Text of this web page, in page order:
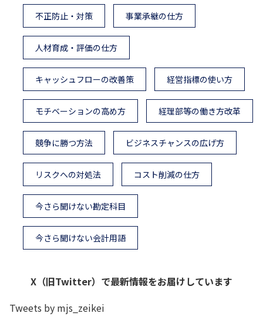
不正防止・対策 事業承継の仕方
人材育成・評価の仕方
キャッシュフローの改善策 経営指標の使い方
モチベーションの高め方 経理部等の働き方改革
競争に勝つ方法 ビジネスチャンスの広げ方
リスクへの対処法 コスト削減の仕方
今さら聞けない勘定科目
今さら聞けない会計用語
X（旧Twitter）で最新情報をお届けしています
Tweets by mjs_zeikei